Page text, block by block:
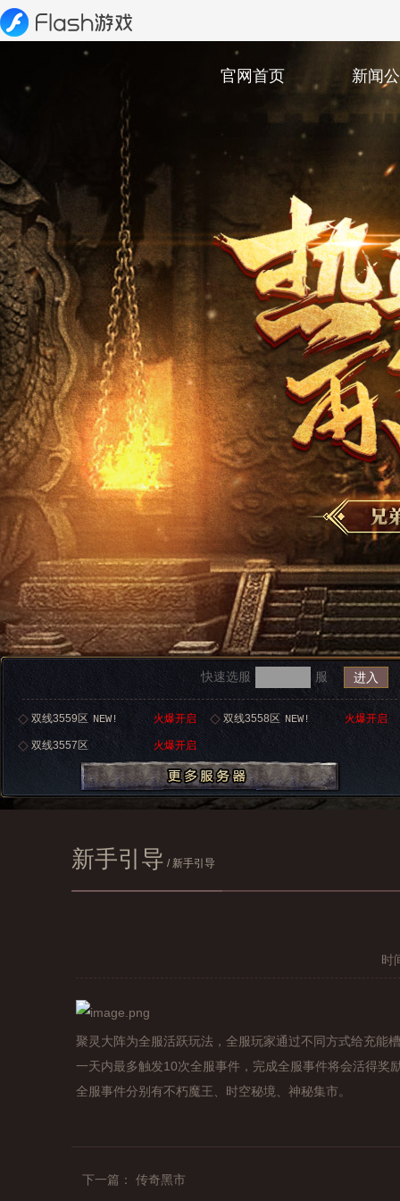
官网首页 新闻
进入
快速选服 服
双线3559区 火爆开启
NEW! 双线3558区 火爆开启
NEW!
双线3557区 火爆开启
新手引导 / 新手引导
时
聚灵大阵为全服活跃玩法，全服玩家通过不同方式给充能
一天内最多触发10次全服事件，完成全服事件将会活得奖
全服事件分别有不朽魔王、时空秘境、神秘集市。
下一篇： 传奇黑市